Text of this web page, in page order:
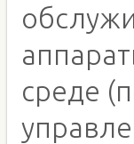
среде